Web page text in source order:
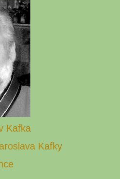
Kafka
Kafky